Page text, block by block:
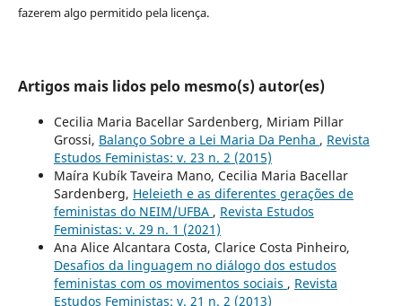
fazerem algo permitido pela licença.
Artigos mais lidos pelo mesmo(s) autor(es)
Cecilia Maria Bacellar Sardenberg, Miriam Pillar
Grossi, Balanço Sobre a Lei Maria Da Penha , Revista
Estudos Feministas: v. 23 n. 2 (2015)
Maíra Kubík Taveira Mano, Cecilia Maria Bacellar
Sardenberg, Heleieth e as diferentes gerações de
feministas do NEIM/UFBA , Revista Estudos
Feministas: v. 29 n. 1 (2021)
Ana Alice Alcantara Costa, Clarice Costa Pinheiro,
Desafios da linguagem no diálogo dos estudos
feministas com os movimentos sociais , Revista
Estudos Feministas: v. 21 n. 2 (2013)